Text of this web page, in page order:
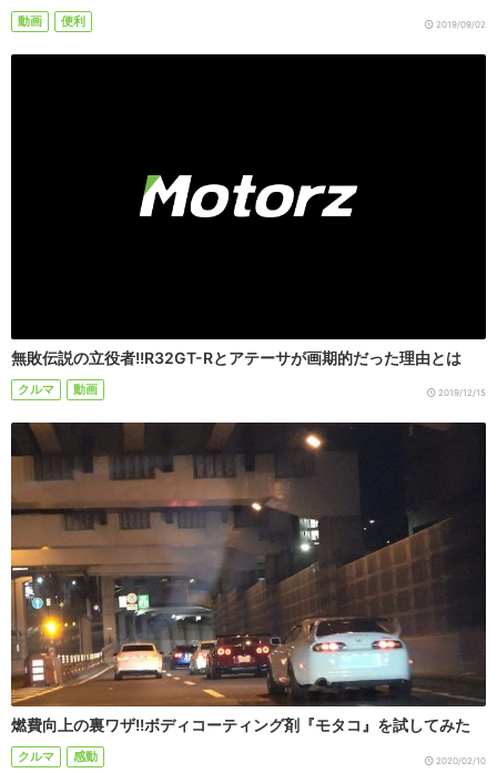
動画 便利 2019/09/02
無敗伝説の立役者!!R32GT-Rとアテーサが画期的だった理由とは
クルマ 動画 2019/12/15
燃費向上の裏ワザ!!ボディコーティング剤『モタコ』を試してみた
クルマ 感動 2020/02/10